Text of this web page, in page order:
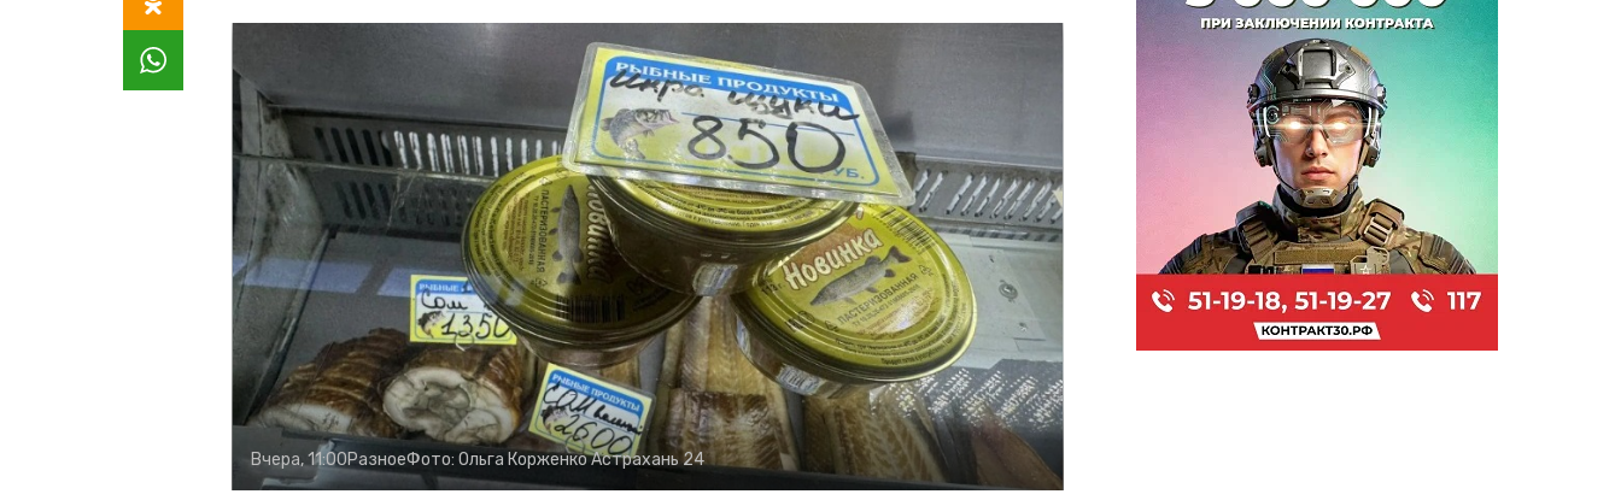
Вчера, 11:00РазноеФото: Ольга КорженкоАстрахань 24